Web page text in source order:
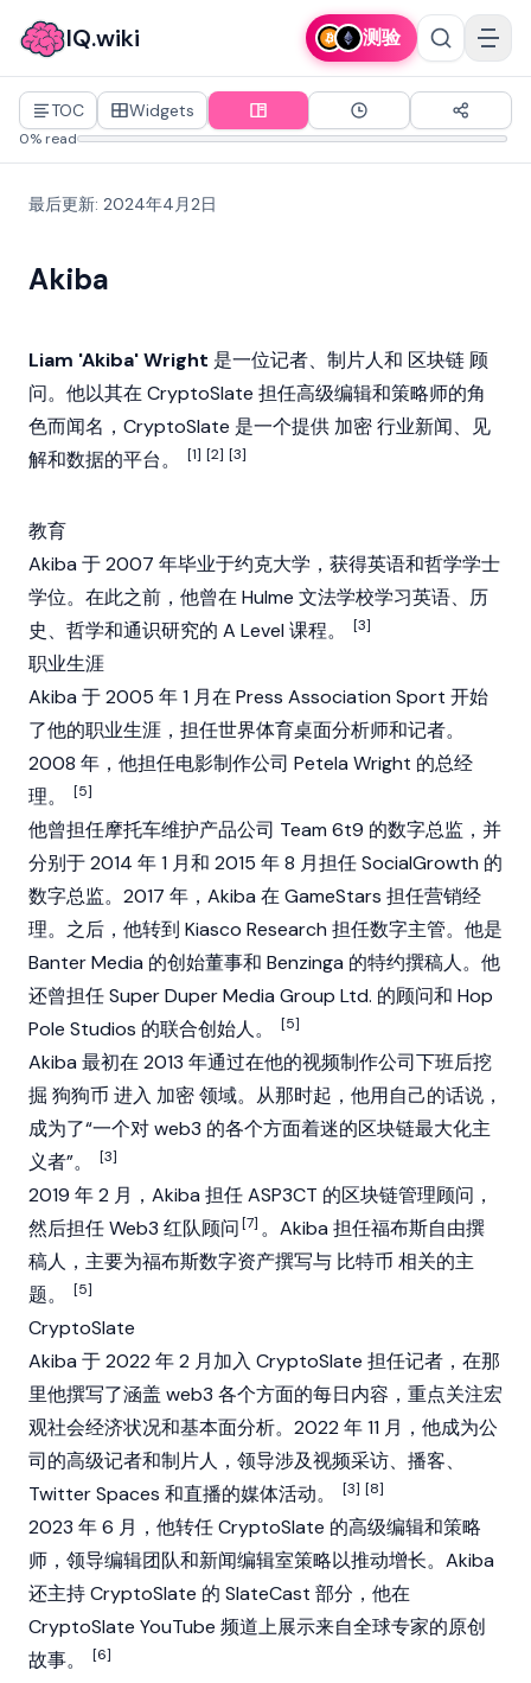
IQ.wiki 测验
TOC Widgets
0% read
最后更新: 2024年4月2日
Akiba
Liam 'Akiba' Wright 是一位记者、制片人和 区块链 顾
问。他以其在 CryptoSlate 担任高级编辑和策略师的角
色而闻名，CryptoSlate 是一个提供 加密行业新闻、见
解和数据的平台。
[1] [2] [3]
教育
Akiba 于 2007 年毕业于约克大学，获得英语和哲学学士
学位。在此之前，他曾在 Hulme 文法学校学习英语、历
史、哲学和通识研究的 A Level 课程。
[3]
职业生涯
Akiba 于 2005 年 1 月在 Press Association Sport 开始
了他的职业生涯，担任世界体育桌面分析师和记者。
2008 年，他担任电影制作公司 Petela Wright 的总经
理。
[5]
他曾担任摩托车维护产品公司 Team 6t9 的数字总监，并
分别于 2014 年 1 月和 2015 年 8 月担任 SocialGrowth 的
数字总监。2017 年，Akiba 在 GameStars 担任营销经
理。之后，他转到 Kiasco Research 担任数字主管。他是
Banter Media 的创始董事和 Benzinga 的特约撰稿人。他
还曾担任 Super Duper Media Group Ltd. 的顾问和 Hop
Pole Studios 的联合创始人。
[5]
Akiba 最初在 2013 年通过在他的视频制作公司下班后挖
掘 狗狗币 进入 加密领域。从那时起，他用自己的话说，
成为了“一个对 web3 的各个方面着迷的区块链最大化主
义者”。
[3]
2019 年 2 月，Akiba 担任 ASP3CT 的区块链管理顾问，
然后担任 Web3 红队顾问[7] 。Akiba 担任福布斯自由撰
稿人，主要为福布斯数字资产撰写与 比特币 相关的主
题。
[5]
CryptoSlate
Akiba 于 2022 年 2 月加入 CryptoSlate 担任记者，在那
里他撰写了涵盖 web3 各个方面的每日内容，重点关注宏
观社会经济状况和基本面分析。2022 年 11 月，他成为公
司的高级记者和制片人，领导涉及视频采访、播客、
Twitter Spaces 和直播的媒体活动。
[3] [8]
2023 年 6 月，他转任 CryptoSlate 的高级编辑和策略
师，领导编辑团队和新闻编辑室策略以推动增长。Akiba
还主持 CryptoSlate 的 SlateCast 部分，他在
CryptoSlate YouTube 频道上展示来自全球专家的原创
故事。
[6]